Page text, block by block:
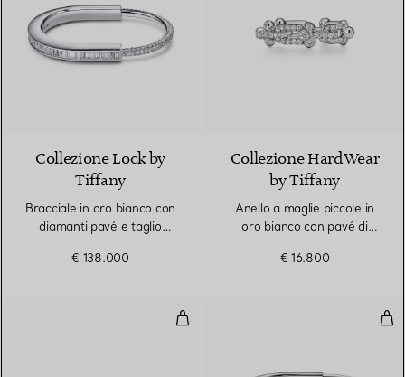
Collezione Lock by
Tiffany
Bracciale in oro bianco con
diamanti pavé e taglio
€ 138.000
Collezione HardWear
by Tiffany
Anello a maglie piccole in
oro bianco con pavé di
€ 16.800
Anello a maglie piccole in oro